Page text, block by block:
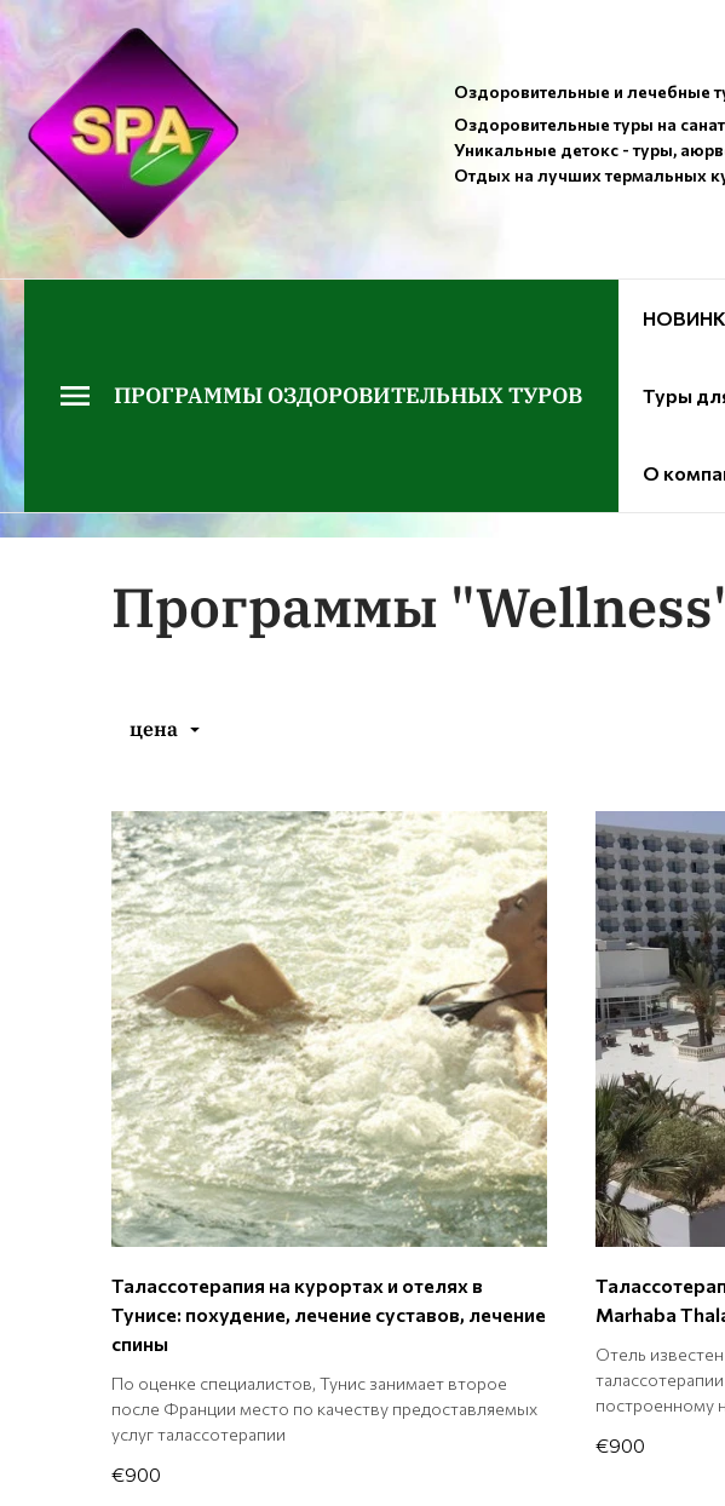
Оздоровительные и лечебные
Оздоровительные туры на
Уникальные детокс - туры,
Отдых на лучших термальных
ПРОГРАММЫ ОЗДОРОВИТЕЛЬНЫХ ТУРОВ Туры
О
Программы
цена
Талассотерапия на курортах и отелях в
Тунисе: похудение, лечение суставов, лечение
спины
По оценке специалистов, Тунис занимает второе
после Франции место по качеству предоставляемых
услуг талассотерапии
€900
Marhaba
Отель
построенному
€900